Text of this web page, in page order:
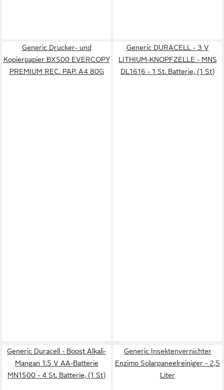
Generic Drucker- und
Kopierpapier BX500 EVERCOPY
PREMIUM REC. PAP. A4 80G
Generic DURACELL - 3 V
LITHIUM-KNOPFZELLE - MNS
DL1616 - 1 St. Batterie, (1 St)
Generic Duracell - Boost Alkali-
Mangan 1.5 V AA-Batterie
MN1500 - 4 St. Batterie, (1 St)
Generic Insektenvernichter
Enzimo Solarpaneelreiniger - 2,5
Liter